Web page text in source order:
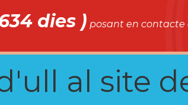
dies ) posant en contacte
al site